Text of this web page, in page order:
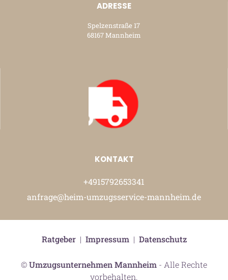
ADRESSE
Spelzenstraße 17
68167 Mannheim
KONTAKT
+4915792653341
anfrage@heim-umzugsservice-mannheim.de
©Umzugsunternehmen Mannheim - Alle Rechte
vorbehalten.
Ratgeber| Impressum| Datenschutz